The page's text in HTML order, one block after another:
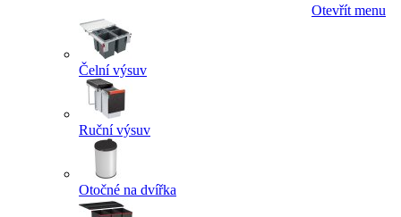
Otevřít menu
Čelní výsuv
Ruční výsuv
Otočné na dvířka